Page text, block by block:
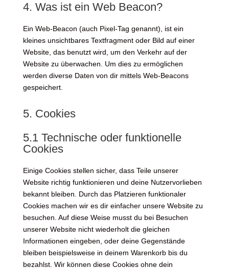
4. Was ist ein Web Beacon?
Ein Web-Beacon (auch Pixel-Tag genannt), ist ein
kleines unsichtbares Textfragment oder Bild auf einer
Website, das benutzt wird, um den Verkehr auf der
Website zu überwachen. Um dies zu ermöglichen
werden diverse Daten von dir mittels Web-Beacons
gespeichert.
5. Cookies
5.1 Technische oder funktionelle
Cookies
Einige Cookies stellen sicher, dass Teile unserer
Website richtig funktionieren und deine Nutzervorlieben
bekannt bleiben. Durch das Platzieren funktionaler
Cookies machen wir es dir einfacher unsere Website zu
besuchen. Auf diese Weise musst du bei Besuchen
unserer Website nicht wiederholt die gleichen
Informationen eingeben, oder deine Gegenstände
bleiben beispielsweise in deinem Warenkorb bis du
bezahlst. Wir können diese Cookies ohne dein